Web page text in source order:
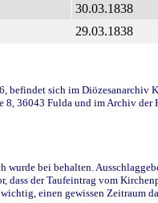
30.03.1838
29.03.1838
befindet sich im
8, 36043 Fulda und im Archiv
bei behalten.
dass der Taufeintrag vom
einen gewissen Zeitraum